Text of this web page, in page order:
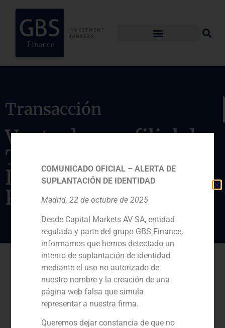
Transacción
Venta de una filial de
TDF a Antin
Infrastructure
Partners
COMUNICADO OFICIAL – ALERTA DE
SUPLANTACIÓN DE IDENTIDAD
Madrid, 22 de octubre de 2025
Desde Capital Markets AV SA, entidad
regulada y parte del grupo GBS Finance,
informamos que hemos detectado un
intento de suplantación de identidad
mediante el uso no autorizado de
nuestro nombre y la creación de una
página web falsa que simula
representar a nuestra firma.
Queremos dejar constancia de que no